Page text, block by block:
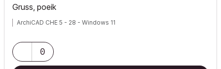
Gruss, poeik
ArchiCAD CHE 5 - 28 - Windows 11
0